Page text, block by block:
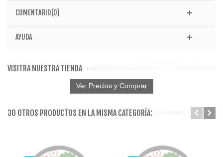
COMENTARIO(0)
AYUDA
VISITRA NUESTRA TIENDA
Ver Precios y Comprar
30 OTROS PRODUCTOS EN LA MISMA CATEGORÍA: